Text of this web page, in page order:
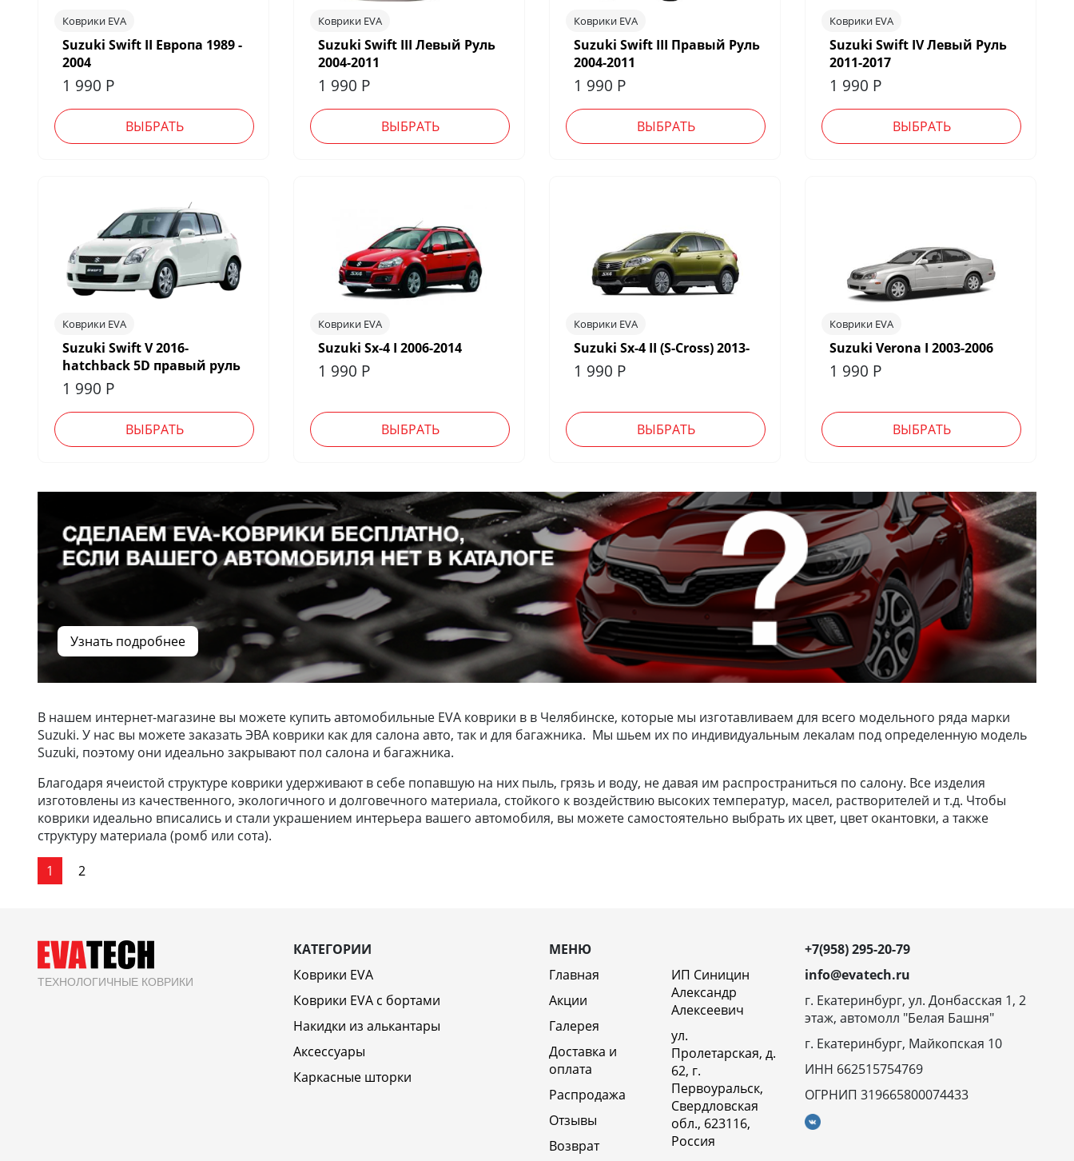
Коврики EVA
Suzuki Swift II Европа 1989 -
2004
1 990 Р
ВЫБРАТЬ
Коврики EVA
Suzuki Swift III Левый Руль
2004-2011
1 990 Р
ВЫБРАТЬ
Коврики EVA
Suzuki Swift III Правый Руль
2004-2011
1 990 Р
ВЫБРАТЬ
Коврики EVA
Suzuki Swift IV Левый Руль
2011-2017
1 990 Р
ВЫБРАТЬ
Коврики EVA
Suzuki Swift V 2016-
hatchback 5D правый руль
1 990 Р
ВЫБРАТЬ
Коврики EVA
Suzuki Sx-4 I 2006-2014
1 990 Р
ВЫБРАТЬ
Коврики EVA
Suzuki Sx-4 II (S-Cross) 2013-
1 990 Р
ВЫБРАТЬ
Коврики EVA
Suzuki Verona I 2003-2006
1 990 Р
ВЫБРАТЬ
Узнать подробнее
В нашем интернет-магазине вы можете купить автомобильные EVA коврики в в Челябинске, которые мы изготавливаем для всего модельного ряда марки
Suzuki. У нас вы можете заказать ЭВА коврики как для салона авто, так и для багажника. Мы шьем их по индивидуальным лекалам под определенную модель
Suzuki, поэтому они идеально закрывают пол салона и багажника.
Благодаря ячеистой структуре коврики удерживают в себе попавшую на них пыль, грязь и воду, не давая им распространиться по салону. Все изделия
изготовлены из качественного, экологичного и долговечного материала, стойкого к воздействию высоких температур, масел, растворителей и т.д. Чтобы
коврики идеально вписались и стали украшением интерьера вашего автомобиля, вы можете самостоятельно выбрать их цвет, цвет окантовки, а также
структуру материала (ромб или сота).
1
2
ТЕХНОЛОГИЧНЫЕ КОВРИКИ
КАТЕГОРИИ
Коврики EVA
Коврики EVA c бортами
Накидки из алькантары
Аксессуары
Каркасные шторки
МЕНЮ
Главная
Акции
Галерея
Доставка и
оплата
Распродажа
Отзывы
Возврат
ИП Синицин
Александр
Алексеевич
ул.
Пролетарская, д.
62, г.
Первоуральск,
Свердловская
обл., 623116,
Россия
+7(958) 295-20-79
info@evatech.ru
г. Екатеринбург, ул. Донбасская 1, 2
этаж, автомолл "Белая Башня"
г. Екатеринбург, Майкопская 10
ИНН 662515754769
ОГРНИП 319665800074433